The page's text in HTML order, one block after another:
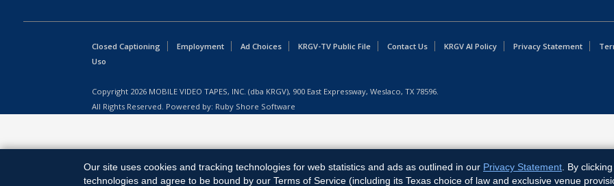
Closed Captioning Employment Ad Choices KRGV-TV Public File Contact Us KRGV AI Policy Privacy Statement
Uso
Copyright 2026 MOBILE VIDEO TAPES, INC. (dba KRGV), 900 East Expressway, Weslaco, TX 78596.
All Rights Reserved. Powered by: Ruby Shore Software
Our site uses cookies and tracking technologies for web statistics and ads as outlined in our Privacy Statement . By
technologies and agree to be bound by our Terms of Service (including its Texas choice of law and exclusive venue